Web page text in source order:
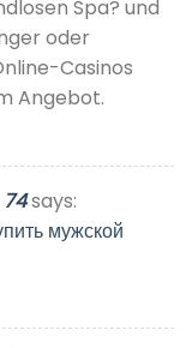
Spa? und
oder
Casinos
Angebot.
says:
мужской